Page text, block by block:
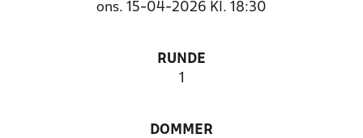
ons. 15-04-2026 Kl. 18:30
RUNDE
1
DOMMER